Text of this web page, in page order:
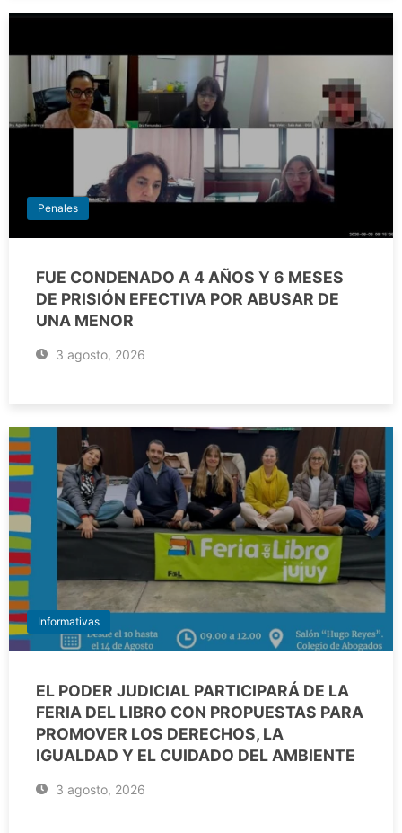
Penales
FUE CONDENADO A 4 AÑOS Y 6 MESES
DE PRISIÓN EFECTIVA POR ABUSAR DE
UNA MENOR
3 agosto, 2026
Informativas
EL PODER JUDICIAL PARTICIPARÁ DE LA
FERIA DEL LIBRO CON PROPUESTAS PARA
PROMOVER LOS DERECHOS, LA
IGUALDAD Y EL CUIDADO DEL AMBIENTE
3 agosto, 2026